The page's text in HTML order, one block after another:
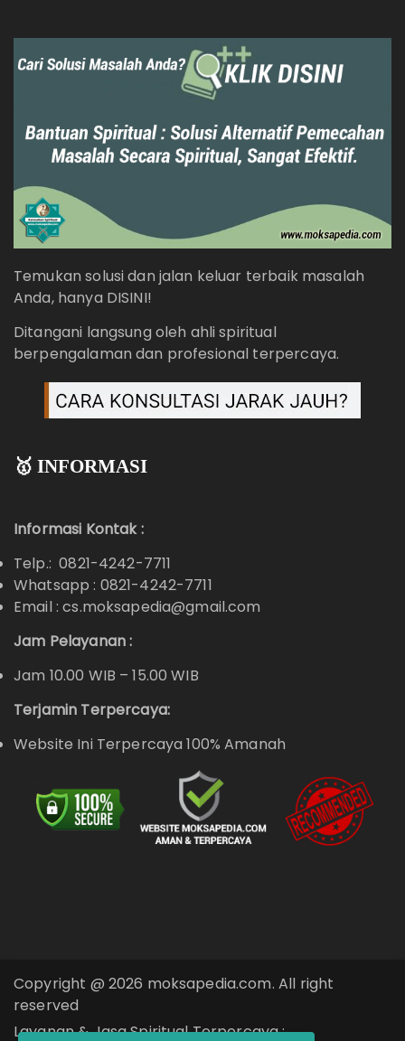
Temukan solusi dan jalan keluar terbaik masalah
Anda, hanya DISINI!
Ditangani langsung oleh ahli spiritual
berpengalaman dan profesional terpercaya.
🥇 INFORMASI
Informasi Kontak :
Telp.: 0821-4242-7711
Whatsapp : 0821-4242-7711
Email : cs.moksapedia@gmail.com
Jam Pelayanan :
Jam 10.00 WIB – 15.00 WIB
Terjamin Terpercaya:
Website Ini Terpercaya 100% Amanah
Copyright @ 2026 moksapedia.com. All right
reserved
Layanan & Jasa Spiritual Terpercaya :